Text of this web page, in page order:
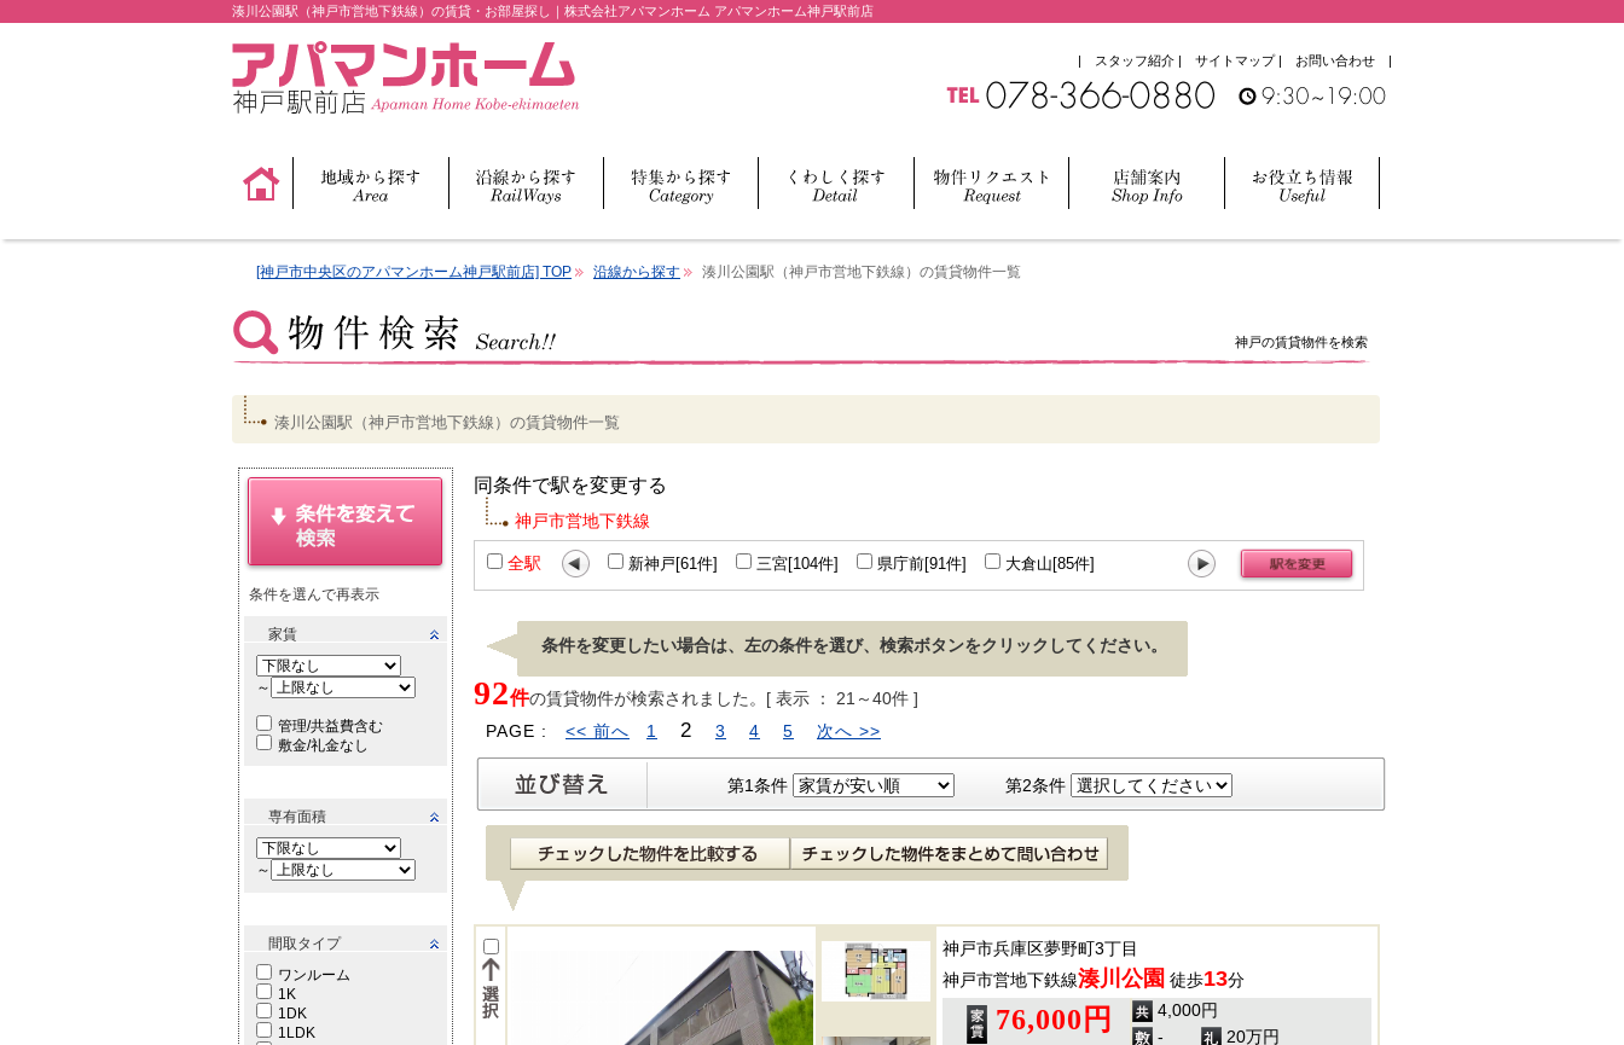
湊川公園駅（神戸市営地下鉄線）の賃貸・お部屋探し｜株式会社アパマンホーム アパマンホーム神戸駅前店
| スタッフ紹介 | サイトマップ | お問い合わせ |
[神戸市中央区のアパマンホーム神戸駅前店] TOP 沿線から探す 湊川公園駅（神戸市営地下鉄線）の賃貸物件一覧
神戸の賃貸物件を検索
湊川公園駅（神戸市営地下鉄線）の賃貸物件一覧
条件を選んで再表示
家賃
～
管理/共益費含む
敷金/礼金なし
専有面積
～
間取タイプ
ワンルーム
1K
1DK
1LDK
同条件で駅を変更する
神戸市営地下鉄線
全駅 新神戸[61件] 三宮[104件] 県庁前[91件] 大倉山[85件] 湊川公園[92件]
条件を変更したい場合は、左の条件を選び、検索ボタンをクリックしてください。
92件の賃貸物件が検索されました。[ 表示 ： 21～40件 ]
PAGE :
<< 前へ 1 2 3 4 5 次へ >>
第1条件 第2条件
神戸市兵庫区夢野町3丁目
神戸市営地下鉄線湊川公園 徒歩13分
76,000円
4,000円
-
20万円